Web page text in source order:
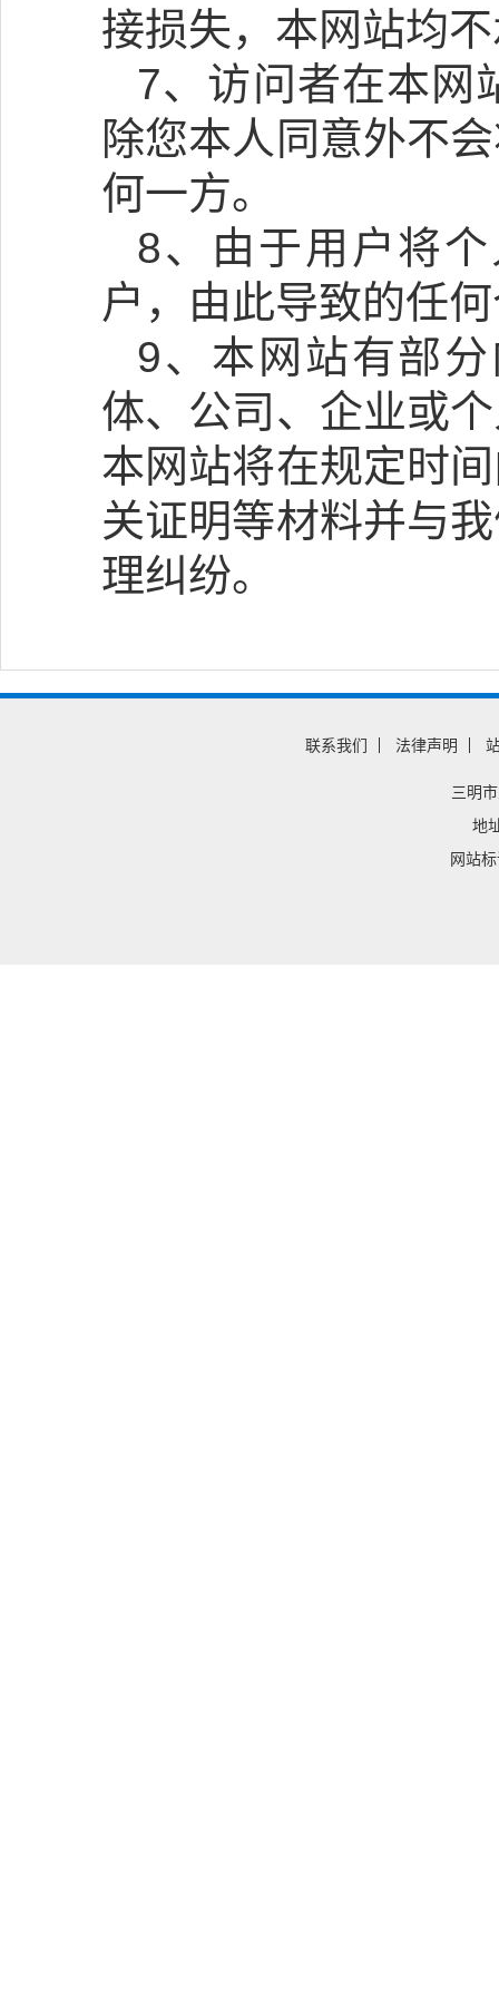
接损失，本网站均
7、访问者在本网
除您本人同意外不
何一方。
8、由于用户将
户，由此导致的任
9、本网站有部
体、公司、企业或
本网站将在规定时
关证明等材料并与
理纠纷。
联系我们 法律声明
三明
地
网站